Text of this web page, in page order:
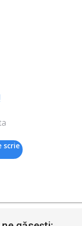
scrie